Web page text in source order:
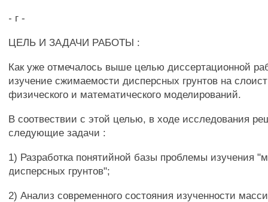
- г -
ЦЕЛЬ И ЗАДАЧИ РАБОТЫ :
Как уже отмечалось выше целью диссертационной
изучение сжимаемости дисперсных грунтов на
физического и математического моделирований.
В соотвествии с этой целью, в ходе исследования
следующие задачи :
1) Разработка понятийной базы проблемы изучения
дисперсных грунтов";
2) Анализ современного состояния изученности